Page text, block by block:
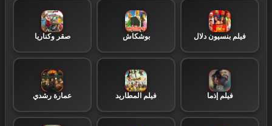
مسلسلات تركية 23
Turkish Tv
1
برامج تليفزيونية 4
فيلم بنسيون دلال بوشكاش صقر وكناريا
فيلم إذما فيلم المطاريد عمارة رشدي